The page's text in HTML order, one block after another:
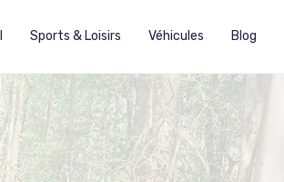
Sports & Loisirs Véhicules Blog